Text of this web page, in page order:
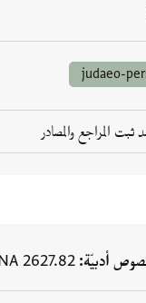
judaeo-
ثبت المراجع والمصادر
أدبيّة 2627.82